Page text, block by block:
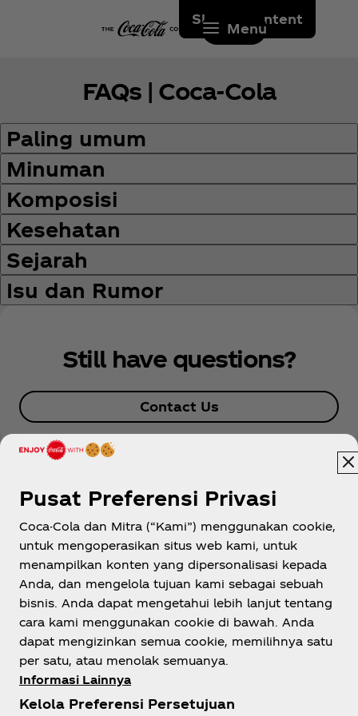
Skip to content
Menu
FAQs | Coca‑Cola
Paling umum
Minuman
Komposisi
Kesehatan
Sejarah
Isu dan Rumor
Still have questions?
Contact Us
Indonesia
Tentang kami
Pusat Preferensi Privasi
Coca-Cola dan Mitra (“Kami”) menggunakan cookie,
untuk mengoperasikan situs web kami, untuk
menampilkan konten yang dipersonalisasi kepada
Anda, dan mengelola tujuan kami sebagai sebuah
bisnis. Anda dapat mengetahui lebih lanjut tentang
cara kami menggunakan cookie di bawah. Anda
dapat mengizinkan semua cookie, memilihnya satu
per satu, atau menolak semuanya.
Informasi Lainnya
Kelola Preferensi Persetujuan